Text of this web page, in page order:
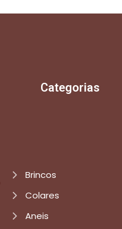
Categorias
Brincos
Colares
Aneis